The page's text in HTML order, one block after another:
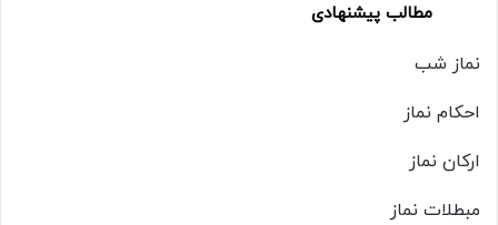
مطالب پیشنهادی
نماز شب
احکام نماز
ارکان نماز
مبطلات نماز